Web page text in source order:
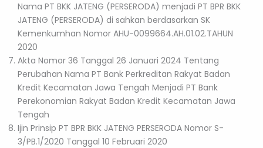
Nama PT BKK JATENG (PERSERODA) menjadi PT BPR BKK
JATENG (PERSERODA) di sahkan berdasarkan SK
Kemenkumhan Nomor AHU-0099664.AH.01.02.TAHUN
2020
Akta Nomor 36 Tanggal 26 Januari 2024 Tentang
Perubahan Nama PT Bank Perkreditan Rakyat Badan
Kredit Kecamatan Jawa Tengah Menjadi PT Bank
Perekonomian Rakyat Badan Kredit Kecamatan Jawa
Tengah
Ijin Prinsip PT BPR BKK JATENG PERSERODA Nomor S-
3/PB.1/2020 Tanggal 10 Februari 2020